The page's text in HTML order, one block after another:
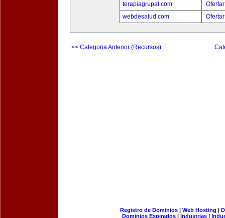
terapiagrupal.com
webdesalud.com
<< Categoria Anterior (Recursos)
Registro de Dominios| Web Hosting |
Dominios Expirados | Industrias |